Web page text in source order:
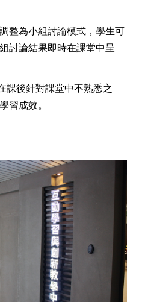
整為小組討論模式，學生可
討論結果即時在課堂中呈
課後針對課堂中不熟悉之
習成效。